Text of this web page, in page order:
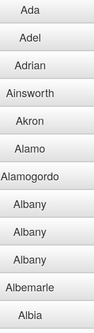
Ada
Adel
Adrian
Ainsworth
Akron
Alamo
Alamogordo
Albany
Albany
Albany
Albemarle
Albia